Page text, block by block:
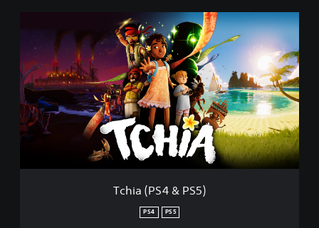
i
a
P
S
4
&
S
Tchia (PS4 & PS5)
PS4 PS5